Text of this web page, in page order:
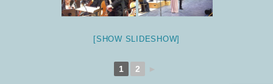
[SHOW SLIDESHOW]
1 2 ►